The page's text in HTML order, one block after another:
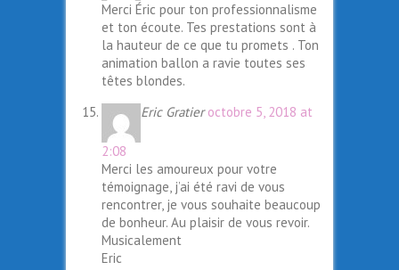
Merci Éric pour ton professionnalisme
et ton écoute. Tes prestations sont à
la hauteur de ce que tu promets . Ton
animation ballon a ravie toutes ses
têtes blondes.
Eric Gratieroctobre 5, 2018 at
2:08
Merci les amoureux pour votre
témoignage, j’ai été ravi de vous
rencontrer, je vous souhaite beaucoup
de bonheur. Au plaisir de vous revoir.
Musicalement
Eric